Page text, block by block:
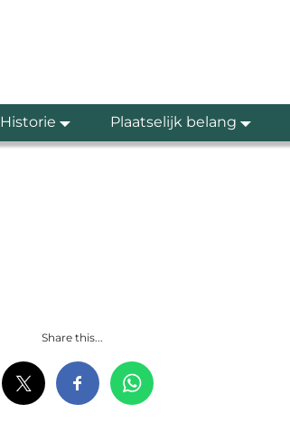
Historie Plaatselijk belang
Share this...